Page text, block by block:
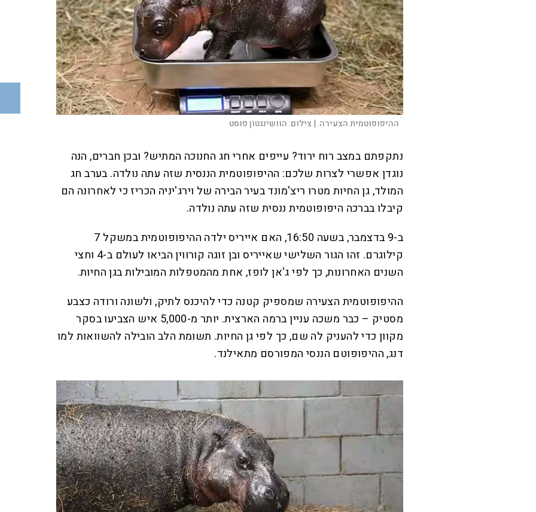
ההיפופוטמית הצעירה. | צילום:הוושינגטון פוסט
נתקפתם במצב רוח ירוד? עייפים אחרי חג החנוכה המתיש? ובכן חברים, הנה
נוגדן אפשרי לצרות שלכם: ההיפופוטמית הננסית שזה עתה נולדה. בערב חג
המולד, גן החיות מטרו ריצ'מונד בעיר הבירה של וירג'יניה הכריז כי לאחרונה הם
קיבלו בברכה היפופוטמית ננסית שזה עתה נולדה.
ב-9 בדצמבר, בשעה 16:50, האם אייריס ילדה ההיפופוטמית במשקל 7
קילוגרם. זהו הגור השלישי שאייריס ובן זוגה קורווין הביאו לעולם ב-4 וחצי
השנים האחרונות, כך לפי ג'אן לופז, אחת מהמטפלות המובילות בגן החיות.
ההיפופוטמית הצעירה שמספיק קטנה כדי להיכנס לתיק, ולשונה ורודה כצבע
מסטיק – כבר משכה עניין ברמה הארצית. יותר מ-5,000 איש הצביעו בסקר
מקוון כדי להעניק לה שם, כך לפי גן החיות. תשומת הלב הובילה להשוואות למו
דנג, ההיפופוטם הננסי המפורסם מתאילנד.